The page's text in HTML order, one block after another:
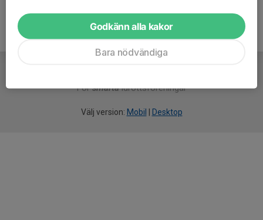
Försmartaidrottsföreningar
Välj version: Mobil Desktop
Godkänn alla kakor
Bara nödvändiga